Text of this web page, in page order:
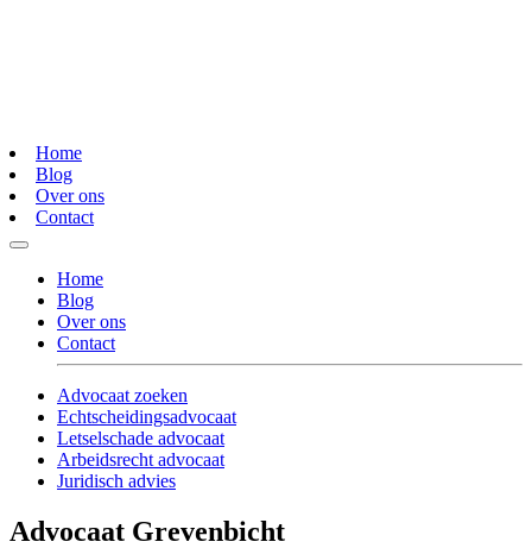
Home
Blog
Over ons
Contact
Home
Blog
Over ons
Contact
Advocaat zoeken
Echtscheidingsadvocaat
Letselschade advocaat
Arbeidsrecht advocaat
Juridisch advies
Advocaat Grevenbicht